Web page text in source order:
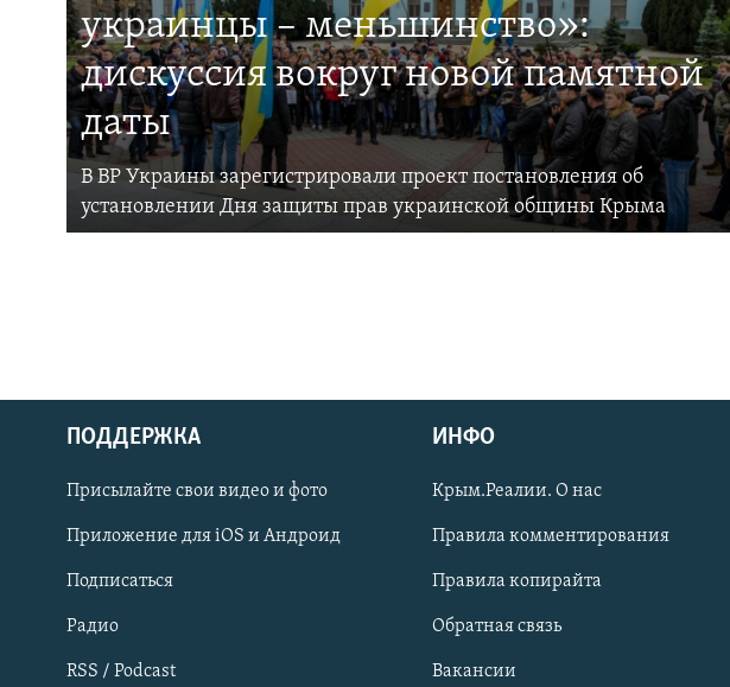
Українською
Qırımtatar
ПРИСОЕДИНЯЙТЕСЬ!
украинцы – меньшинство»:
дискуссия вокруг новой памятной
даты
В ВР Украины зарегистрировали проект постановления об
установлении Дня защиты прав украинской общины Крыма
ПОДДЕРЖКА
Присылайте свои видео и фото
Приложение для iOS и Андроид
Подписаться
Радио
RSS / Podcast
ИНФО
Крым.Реалии. О нас
Правила комментирования
Правила копирайта
Обратная связь
Вакансии